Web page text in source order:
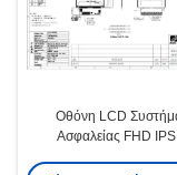
Οθόνη LCD
Ασφαλείας FHD